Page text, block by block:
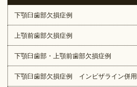
下顎臼歯部欠損症例
上顎前歯部欠損症例
下顎臼歯部・上顎前歯部欠損症例
下顎臼歯部欠損症例 インビザライン併用